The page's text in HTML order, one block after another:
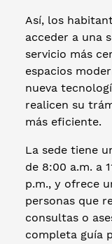
Así, los
acceder a una
servicio más
espacios
nueva
realicen su
más eficiente.
La sede tiene
de 8:00 a.m. a
p.m., y ofrece
personas que
consultas o
completa guía